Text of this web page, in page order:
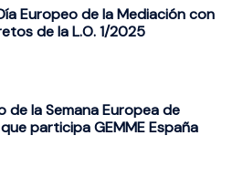
Europeo de la Mediación con
de la L.O. 1/2025
la Semana Europea de
participa GEMME España